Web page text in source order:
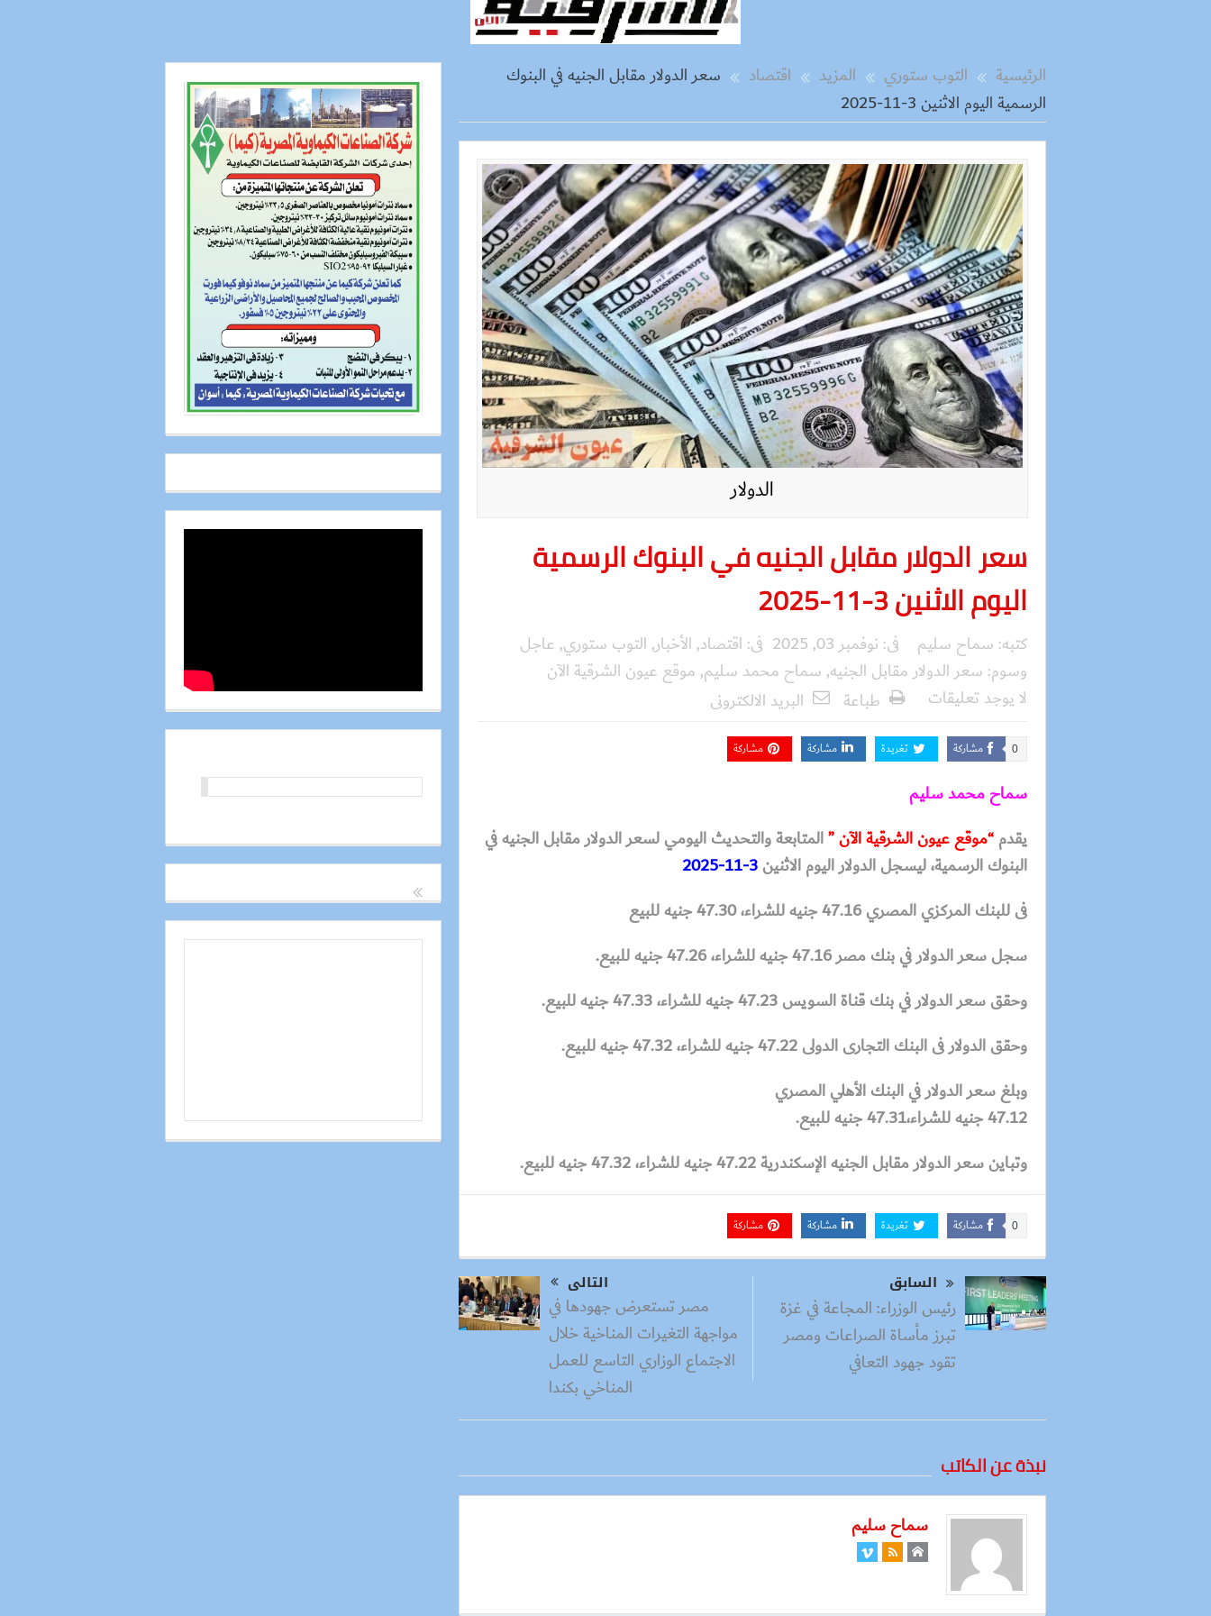
الرئيسية التوب ستوري المزيد اقتصاد
سعر الدولار مقابل الجنيه في البنوك
الرسمية اليوم الاثنين 3-11-2025
الدولار
سعر الدولار مقابل الجنيه في البنوك الرسمية
اليوم الاثنين 3-11-2025
كتبه: سماح سليم فى: نوفمبر 03, 2025 فى: اقتصاد, الأخبار, التوب ستوري, عاجل
وسوم: سعر الدولار مقابل الجنيه, سماح محمد سليم, موقع عيون الشرقية الآن
لا يوجد تعليقات
طباعة البريد الالكترونى
مشاركة 0 تغريدة مشاركة مشاركة
سماح محمد سليم
يقدم“موقع عيون الشرقية الآن ”المتابعة والتحديث اليومي لسعر الدولار مقابل الجنيه في
البنوك الرسمية، ليسجل الدولار اليوم الاثنين3-11-2025
فى للبنك المركزي المصري 47.16 جنيه للشراء، 47.30 جنيه للبيع
سجل سعر الدولار في بنك مصر47.16 جنيه للشراء، 47.26 جنيه للبيع.
وحقق سعر الدولار في بنك قناة السويس 47.23 جنيه للشراء، 47.33 جنيه للبيع.
وحقق الدولار فى البنكالتجارى الدولى 47.22 جنيه للشراء، 47.32 جنيه للبيع.
وبلغ سعر الدولار في البنك الأهلي المصري
47.12 جنيه للشراء،47.31 جنيه للبيع.
وتباين سعر الدولار مقابل الجنيه الإسكندرية 47.22 جنيه للشراء، 47.32 جنيه للبيع.
مشاركة 0 تغريدة مشاركة مشاركة
السابق
رئيس الوزراء: المجاعة في غزة
تبرز مأساة الصراعات ومصر
تقود جهود التعافي
التالى
مصر تستعرض جهودها في
مواجهة التغيرات المناخية خلال
الاجتماع الوزاري التاسع للعمل
المناخي بكندا
نبذة عن الكاتب
سماح سليم